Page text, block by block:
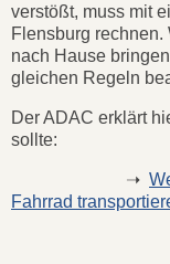
verstößt, muss mit
Flensburg rechnen.
nach Hause
gleichen Regeln
Der ADAC erklärt
sollte:
➝
Fahrrad